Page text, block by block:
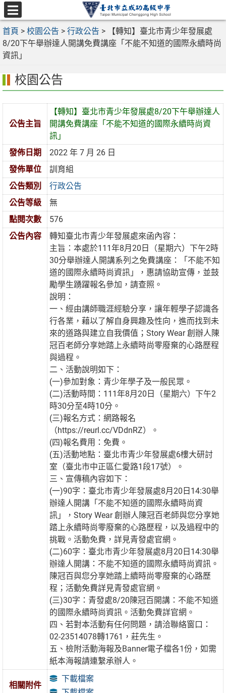
跳
至
主
要
內
選
單
首頁 > 校園公告 > 行政公告 >
【轉知】臺北市青少年發展處
8/20下午舉辦達人開講免費講座「不能不知道的國際永續時尚
資訊」
校園公告
公告主旨
【轉知】臺北市青少年發展處8/20下午舉辦達人
開講免費講座「不能不知道的國際永續時尚資
訊」
發佈日期
2022 年 7 月 26 日
發佈單位
訓育組
公告類別
行政公告
公告等級
無
點閱次數
576
公告內容
轉知臺北市青少年發展處來函內容：
主旨：本處於111年8月20日（星期六）下午2時
30分舉辦達人開講系列之免費講座：「不能不知
道的國際永續時尚資訊」，惠請協助宣傳，並鼓
勵學生踴躍報名參加，請查照。
說明：
一、經由講師職涯經驗分享，讓年輕學子認識各
行各業，藉以了解自身興趣及性向，進而找到未
來的道路與建立自我價值；Story Wear 創辦人陳
冠百老師分享她踏上永續時尚零廢棄的心路歷程
與過程。
二、活動說明如下：
(一)參加對象：青少年學子及一般民眾。
(二)活動時間：111年8月20日（星期六）下午2
時30分至4時10分。
(三)報名方式：網路報名
（https://reurl.cc/VDdnRZ）。
(四)報名費用：免費。
(五)活動地點：臺北市青少年發展處6樓大研討
室（臺北市中正區仁愛路1段17號）。
三、宣傳稿內容如下：
(一)90字：臺北市青少年發展處8月20日14:30舉
辦達人開講「不能不知道的國際永續時尚資
訊」，Story Wear 創辦人陳冠百老師與您分享她
踏上永續時尚零廢棄的心路歷程，以及過程中的
挑戰。活動免費，詳見青發處官網。
(二)60字：臺北市青少年發展處8月20日14:30舉
辦達人開講：不能不知道的國際永續時尚資訊。
陳冠百與您分享她踏上續時尚零廢棄的心路歷
程；活動免費詳見青發處官網。
(三)30字：青發處8/20陳冠百開講：不能不知道
的國際永續時尚資訊。活動免費詳官網。
四、若對本活動有任何問題，請洽聯絡窗口：
02-23514078轉1761，莊先生。
五、檢附活動海報及Banner電子檔各1份，如需
紙本海報請連繫承辦人。
相關附件
下載檔案